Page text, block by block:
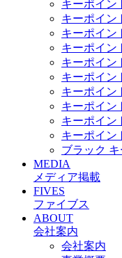
キーポイン
キーポイン
キーポイン
キーポイン
キーポイン
キーポイン
キーポイン
キーポイン
キーポイン
キーポイン
ブラック キ
MEDIA
メディア掲載
FIVES
ファイブス
ABOUT
会社案内
会社案内